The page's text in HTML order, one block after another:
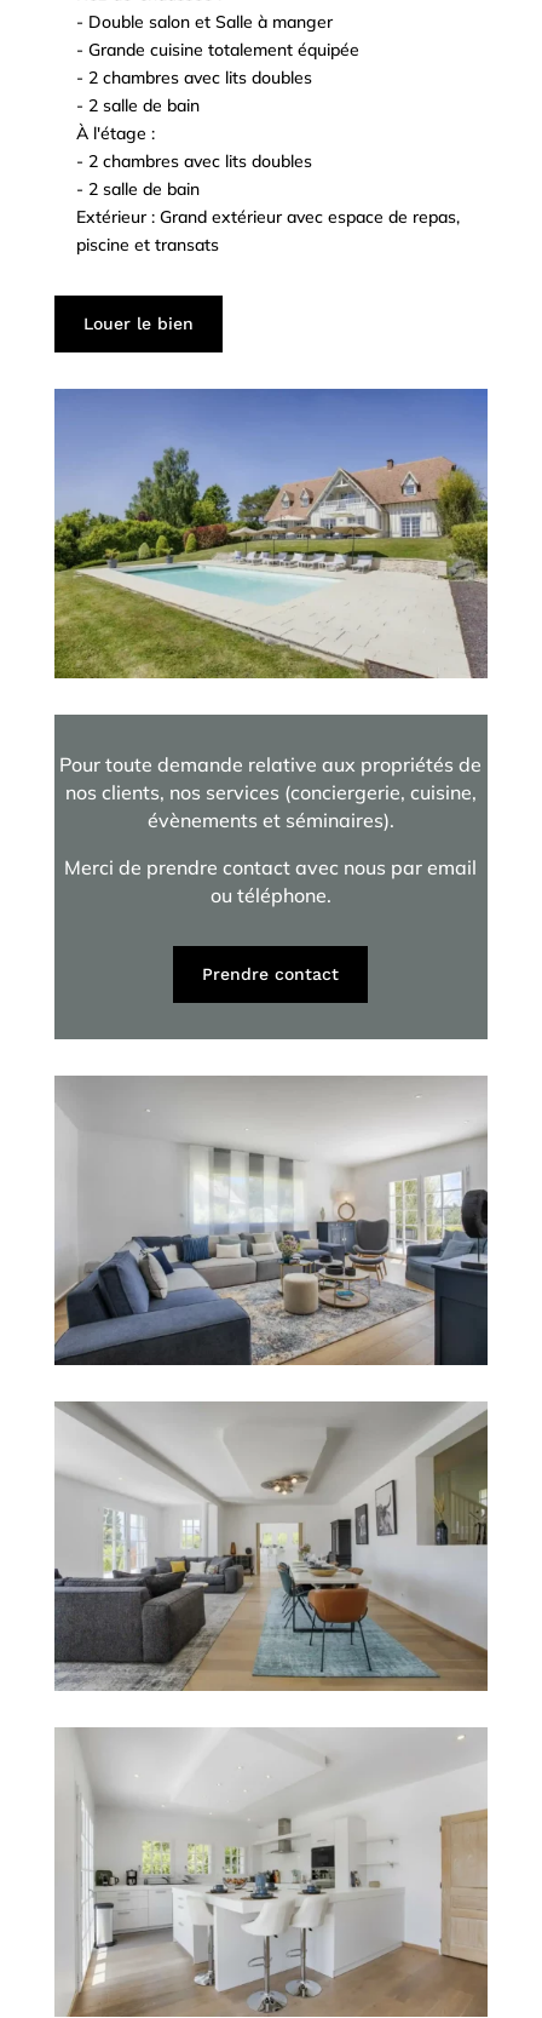
- Double salon et Salle à manger
- Grande cuisine totalement équipée
- 2 chambres avec lits doubles
- 2 salle de bain
À l'étage :
- 2 chambres avec lits doubles
- 2 salle de bain
Extérieur : Grand extérieur avec espace de repas,
piscine et transats
Louer le bien
Pour toute demande relative aux propriétés de
nos clients, nos services (conciergerie, cuisine,
évènements et séminaires).
Merci de prendre contact avec nous par email
ou téléphone.
Prendre contact